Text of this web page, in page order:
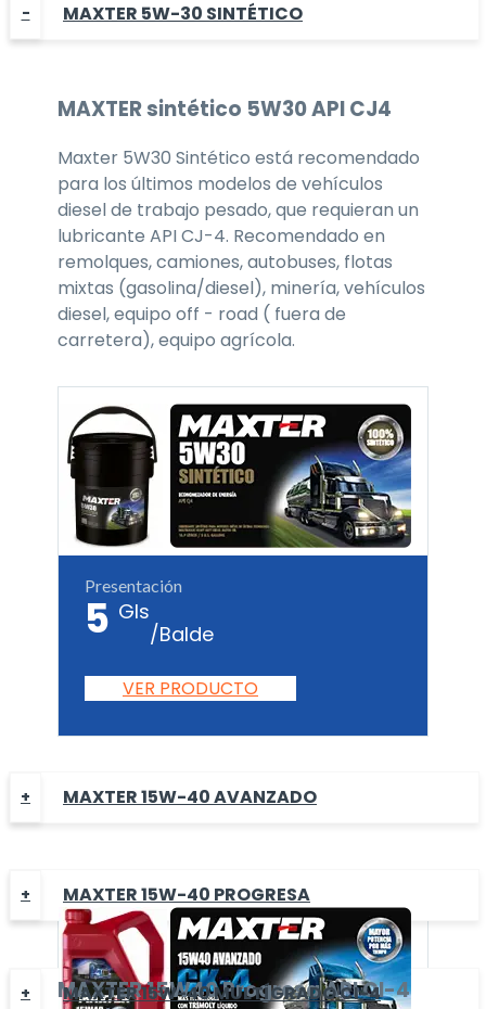
MAXTER 5W-30 SINTÉTICO
MAXTERsintético 5W30API CJ4
Maxter 5W30 Sintético está recomendado
para los últimos modelos de vehículos
diesel de trabajo pesado, que requieran un
lubricante API CJ-4. Recomendado en
remolques, camiones, autobuses, flotas
mixtas (gasolina/diesel), minería, vehículos
diesel, equipo off - road ( fuera de
carretera), equipo agrícola.
Presentación
5 Gls
/Balde
VER PRODUCTO
MAXTER 15W-40 AVANZADO
MAXTER 15W-40 PROGRESA
MAXTER15W40 ProgresaAPI CI-4
MAXTER 15W-40 MULTÍGRADO CI-4